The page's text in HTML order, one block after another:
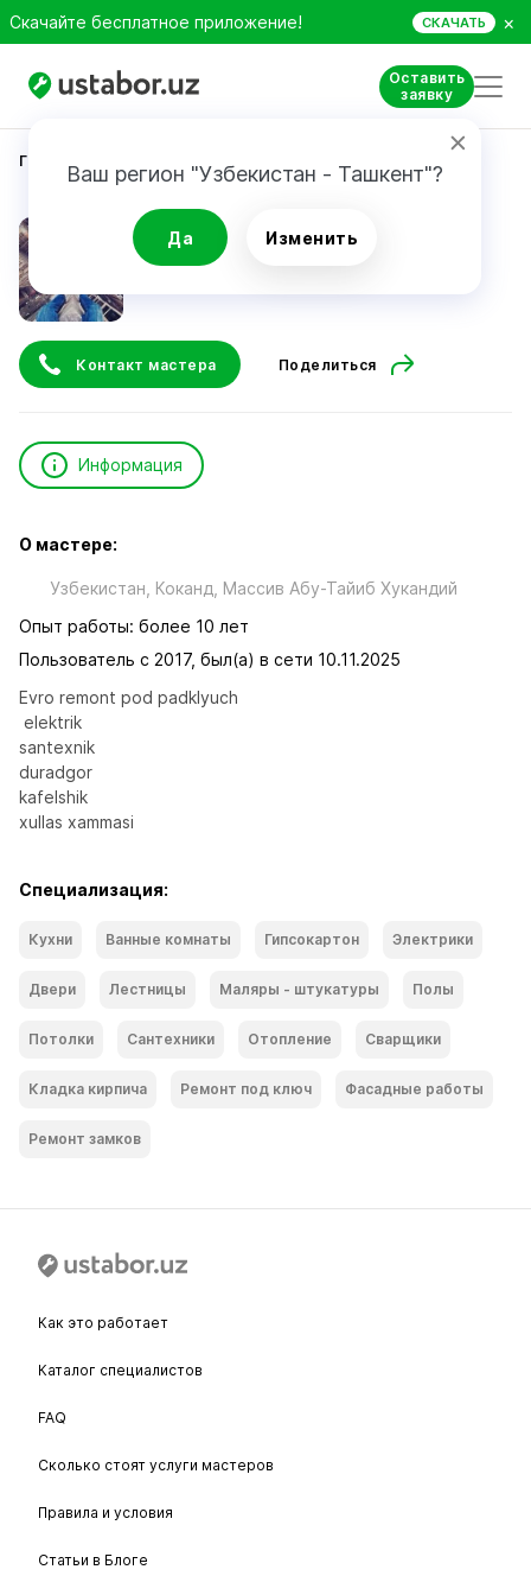
Скачайте бесплатное приложение! СКАЧАТЬ ×
Оставить
заявку
Ваш регион "Узбекистан - Ташкент"?
Да Изменить
Главная
Sherali
Контакт мастера Поделиться
Информация
О мастере:
Узбекистан, Коканд, Массив Абу-Тайиб Хукандий
Опыт работы: более 10 лет
Пользователь с 2017, был(а) в сети 10.11.2025
Evro remont pod padklyuch
santexnik
duradgor
kafelshik
xullas xammasi
Специализация:
Кухни Ванные комнаты Гипсокартон Электрики
Двери Лестницы Маляры - штукатуры Полы
Потолки Сантехники Отопление Сварщики
Кладка кирпича Ремонт под ключ Фасадные работы
Ремонт замков
Как это работает
Каталог специалистов
FAQ
Сколько стоят услуги мастеров
Правила и условия
Статьи в Блоге